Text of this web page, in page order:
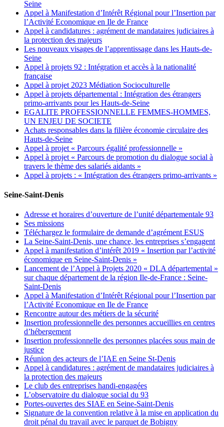
Seine
Appel à Manifestation d’Intérêt Régional pour l’Insertion par
l’Activité Economique en Ile de France
Appel à candidatures : agrément de mandataires judiciaires à
la protection des majeurs
Les nouveaux visages de l’apprentissage dans les Hauts-de-
Seine
Appel à projets 92 : Intégration et accès à la nationalité
française
Appel à projet 2023 Médiation Socioculturelle
Appel à projets départemental : Intégration des étrangers
primo-arrivants pour les Hauts-de-Seine
EGALITE PROFESSIONNELLE FEMMES-HOMMES,
UN ENJEU DE SOCIETE
Achats responsables dans la filière économie circulaire des
Hauts-de-Seine
Appel à projet « Parcours égalité professionnelle »
Appel à projet « Parcours de promotion du dialogue social à
travers le thème des salariés aidants »
Appel à projets : « Intégration des étrangers primo-arrivants »
Seine-Saint-Denis
Adresse et horaires d’ouverture de l’unité départementale 93
Ses missions
Téléchargez le formulaire de demande d’agrément ESUS
La Seine-Saint-Denis, une chance, les entreprises s’engagent
Appel à manifestation d’intérêt 2019 « Insertion par l’activité
économique en Seine-Saint-Denis »
Lancement de l’Appel à Projets 2020 « DLA départemental »
sur chaque département de la région Ile-de-France : Seine-
Saint-Denis
Appel à Manifestation d’Intérêt Régional pour l’Insertion par
l’Activité Economique en Ile de France
Rencontre autour des métiers de la sécurité
Insertion professionnelle des personnes accueillies en centres
d’hébergement
Insertion professionnelle des personnes placées sous main de
justice
Réunion des acteurs de l’IAE en Seine St-Denis
Appel à candidatures : agrément de mandataires judiciaires à
la protection des majeurs
Le club des entreprises handi-engagées
L’observatoire du dialogue social du 93
Portes-ouvertes des SIAE en Seine-Saint-Denis
Signature de la convention relative à la mise en application du
droit pénal du travail avec le parquet de Bobigny